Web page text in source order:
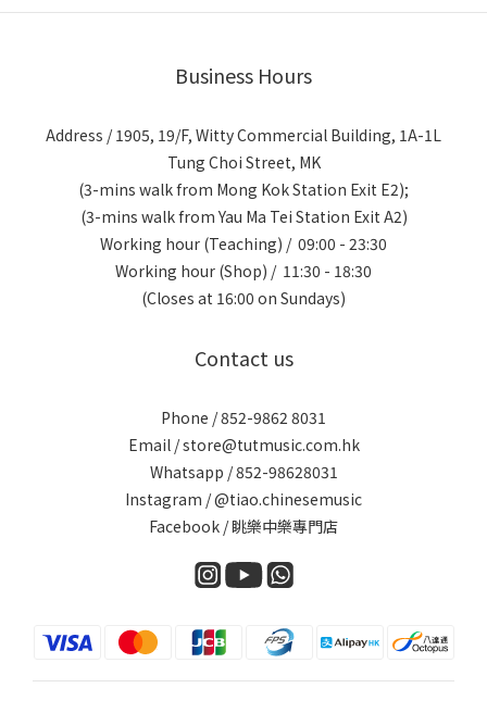
Business Hours
Address / 1905, 19/F, Witty Commercial Building, 1A-1L
Tung Choi Street, MK
(3-mins walk from Mong Kok Station Exit E2);
(3-mins walk from Yau Ma Tei Station Exit A2)
Working hour (Teaching) / 09:00 - 23:30
Working hour (Shop) / 11:30 - 18:30
(Closes at 16:00 on Sundays)
Contact us
Phone / 852-9862 8031
Email / store@tutmusic.com.hk
Whatsapp / 852-98628031
Instagram / @tiao.chinesemusic
Facebook / 眺樂中樂專門店